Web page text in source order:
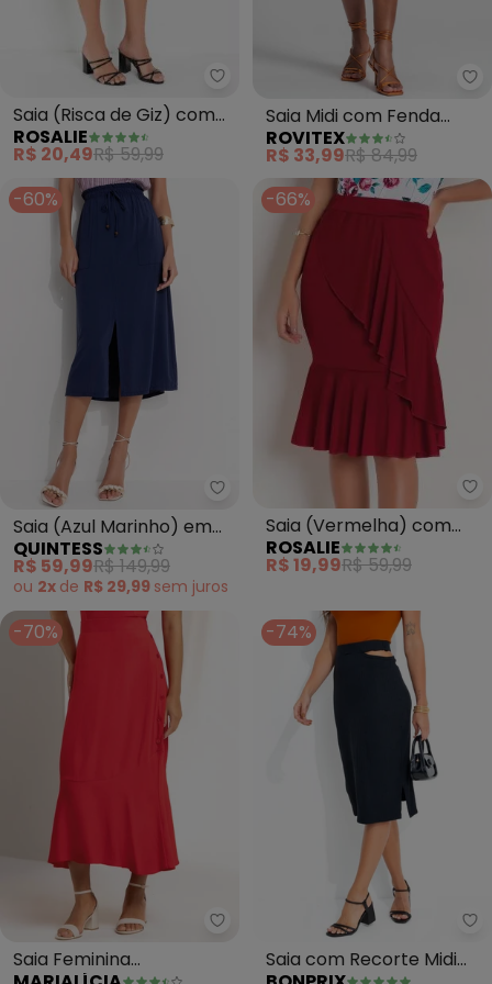
Rosalie - Saia (Risca de Giz)
Saia (Risca de Giz) com
Babado
ROSALIE
R$ 20,49R$ 59,99
Saia Midi com Fenda
Lateral (Roxo)
ROVITEX
R$ 33,99R$ 84,99
-60%
Quintess - Saia (Azul Marinho)
Saia (Azul Marinho) em
Viscose Plana
QUINTESS
R$ 59,99R$ 149,99
ou 2x de R$ 29,99 sem juros
-66%
Saia (Vermelha) com
Babados
ROSALIE
R$ 19,99R$ 59,99
-70%
Marialícia - Saia Feminina
Saia Feminina
-74%
Saia com Recorte Midi